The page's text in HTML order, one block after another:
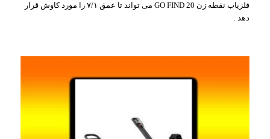
فلزیاب نقطه زن GO FIND 20 می تواند تا عمق ۷/۱ را مورد کاوش قرار
دهد .